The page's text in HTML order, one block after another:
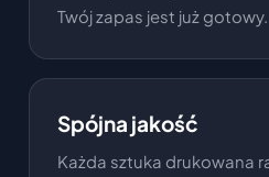
Twój zapas jest już gotowy.
Spójna jakość
Każda sztuka drukowana